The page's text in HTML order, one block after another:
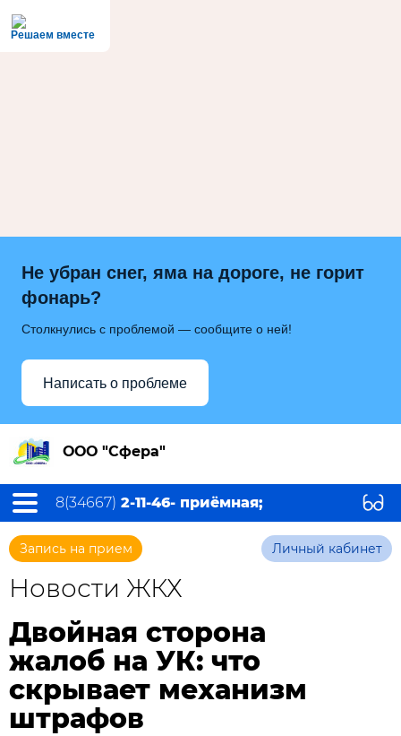
Решаем вместе
Не убран снег, яма на дороге, не горит
фонарь?
Столкнулись с проблемой — сообщите о ней!
Написать о проблеме
ООО "Сфера"
8(34667) 2-11-46- приёмная;
Запись на прием Личный кабинет
Новости ЖКХ
Двойная сторона
жалоб на УК: что
скрывает механизм
штрафов